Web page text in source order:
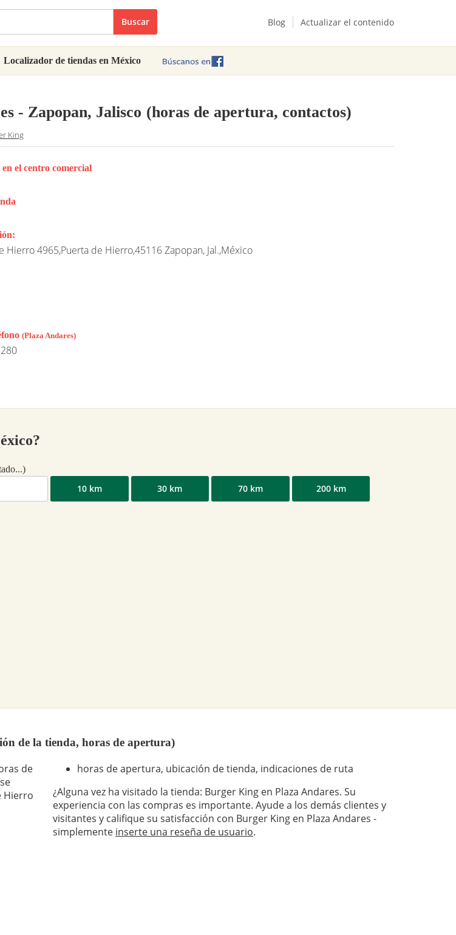
Buscar Blog Actualizar el contenido
Localizador de tiendas en México
- Zapopan, Jalisco (horas de apertura, contactos)
King
el centro comercial
Hierro 4965,Puerta de Hierro,45116 Zapopan, Jal.,México
(Plaza Andares)
10 km 30 km 70 km 200 km
de la tienda, horas de apertura)
de
Hierro
horas de apertura, ubicación de tienda, indicaciones de ruta
¿Alguna vez ha visitado la tienda: Burger King en Plaza Andares. Su
experiencia con las compras es importante. Ayude a los demás clientes y
visitantes y califique su satisfacción con Burger King en Plaza Andares -
simplemente inserte una reseña de usuario.